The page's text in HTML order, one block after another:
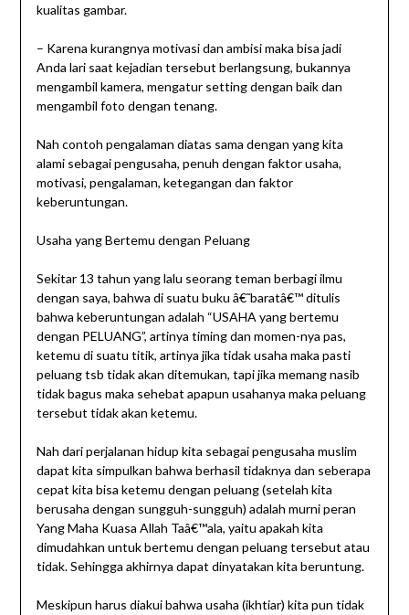
kualitas gambar.
– Karena kurangnya motivasi dan ambisi maka bisa jadi
Anda lari saat kejadian tersebut berlangsung, bukannya
mengambil kamera, mengatur setting dengan baik dan
mengambil foto dengan tenang.
Nah contoh pengalaman diatas sama dengan yang kita
alami sebagai pengusaha, penuh dengan faktor usaha,
motivasi, pengalaman, ketegangan dan faktor
keberuntungan.
Usaha yang Bertemu dengan Peluang
Sekitar 13 tahun yang lalu seorang teman berbagi ilmu
dengan saya, bahwa di suatu buku â€˜baratâ€™ ditulis
bahwa keberuntungan adalah “USAHA yang bertemu
dengan PELUANG”, artinya timing dan momen-nya pas,
ketemu di suatu titik, artinya jika tidak usaha maka pasti
peluang tsb tidak akan ditemukan, tapi jika memang nasib
tidak bagus maka sehebat apapun usahanya maka peluang
tersebut tidak akan ketemu.
Nah dari perjalanan hidup kita sebagai pengusaha muslim
dapat kita simpulkan bahwa berhasil tidaknya dan seberapa
cepat kita bisa ketemu dengan peluang (setelah kita
berusaha dengan sungguh-sungguh) adalah murni peran
Yang Maha Kuasa Allah Taâ€™ala, yaitu apakah kita
dimudahkan untuk bertemu dengan peluang tersebut atau
tidak. Sehingga akhirnya dapat dinyatakan kita beruntung.
Meskipun harus diakui bahwa usaha (ikhtiar) kita pun tidak